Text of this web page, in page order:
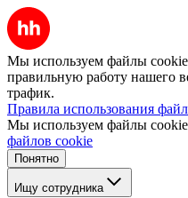
Мы используем файлы
правильную работу нашего
трафик.
Правила использования
Мы используем файлы
файлов cookie
Понятно
Ищу сотрудника